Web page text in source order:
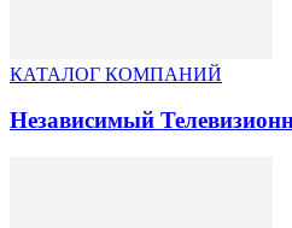
КАТАЛОГ КОМПАНИЙ
Независимый